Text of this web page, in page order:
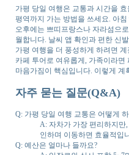
가평 당일 여행은 교통과 시간을
평역까지 가는 방법을 쓰세요. 아
오후에는 쁘띠프랑스나 자라섬으
월합니다. 날씨 앱 확인과 편한 신
가평 여행을 더 풍성하게 하려면
카페 투어로 여유롭게, 가족이라
마음가짐이 핵심입니다. 이렇게
자주 묻는 질문(Q&A)
Q: 가평 당일 여행 교통은 어떻게
A: 자차가 가장 편리하지
인하며 이동하면 효율적입
Q: 예산은 얼마나 들까요?